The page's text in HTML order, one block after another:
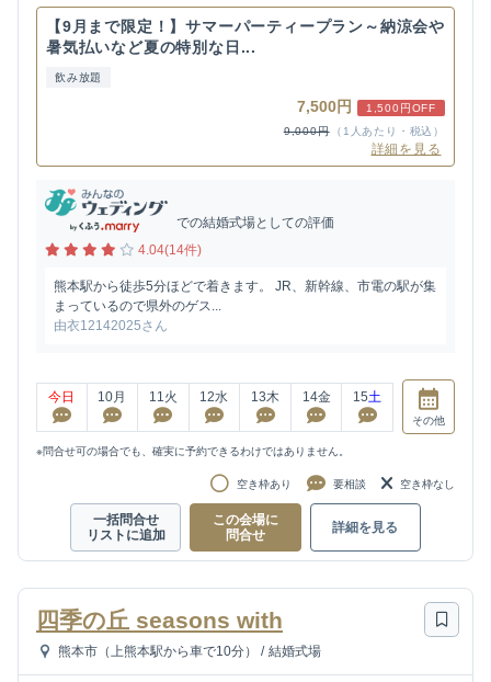
【9月まで限定！】サマーパーティープラン～納涼会や
暑気払いなど夏の特別な日...
飲み放題
7,500円
1,500円OFF
9,000円
（1人あたり・税込）
詳細を見る
での結婚式場としての評価
4.04(14件)
熊本駅から徒歩5分ほどで着きます。 JR、新幹線、市電の駅が集
まっているので県外のゲス...
由衣12142025さん
今日 10月 11 火 12水 13木 14金 15土
その他
※問合せ可の場合でも、確実に予約できるわけではありません。
空き枠あり 要相談 空き枠なし
一括問合せ
リストに追加
この会場に
問合せ
詳細を見る
四季の丘 seasons with
熊本市（上熊本駅から車で10分） / 結婚式場